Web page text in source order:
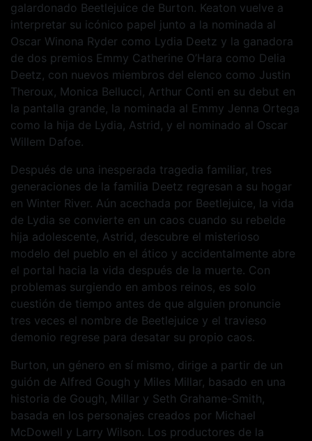
galardonado Beetlejuice de Burton. Keaton vuelve a
interpretar su icónico papel junto a la nominada al
Oscar Winona Ryder como Lydia Deetz y la ganadora
de dos premios Emmy Catherine O’Hara como Delia
Deetz, con nuevos miembros del elenco como Justin
Theroux, Monica Bellucci, Arthur Conti en su debut en
la pantalla grande, la nominada al Emmy Jenna Ortega
como la hija de Lydia, Astrid, y el nominado al Oscar
Willem Dafoe.
Después de una inesperada tragedia familiar, tres
generaciones de la familia Deetz regresan a su hogar
en Winter River. Aún acechada por Beetlejuice, la vida
de Lydia se convierte en un caos cuando su rebelde
hija adolescente, Astrid, descubre el misterioso
modelo del pueblo en el ático y accidentalmente abre
el portal hacia la vida después de la muerte. Con
problemas surgiendo en ambos reinos, es solo
cuestión de tiempo antes de que alguien pronuncie
tres veces el nombre de Beetlejuice y el travieso
demonio regrese para desatar su propio caos.
Burton, un género en sí mismo, dirige a partir de un
guión de Alfred Gough y Miles Millar, basado en una
historia de Gough, Millar y Seth Grahame-Smith,
basada en los personajes creados por Michael
McDowell y Larry Wilson. Los productores de la